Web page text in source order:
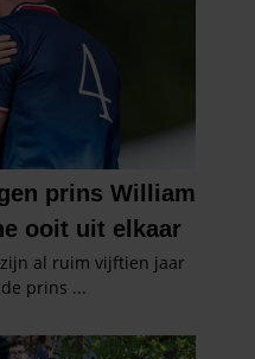
en analyse. Deze
combineren met andere
of die ze hebben
van hun services. U
als u onze website blijft